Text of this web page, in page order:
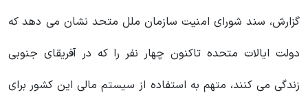
گزارش، سند شورای امنیت سازمان ملل متحد نشان می‌ دهد که
دولت ایالات متحده تاکنون چهار نفر را که در آفریقای جنوبی
زندگی می‌ کنند، متهم به استفاده از سیستم مالی این کشور برای